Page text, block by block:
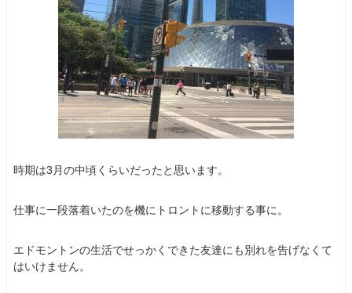
時期は3月の中頃くらいだったと思います。
仕事に一段落着いたのを機にトロントに移動する事に。
エドモントンの生活でせっかくできた友達にも別れを告げなくて
はいけません。